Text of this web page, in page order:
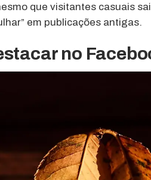
que visitantes casuais
em publicações antigas.
no